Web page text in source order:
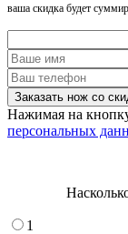
ваша скидка будет
Нажимая на
персональных
1